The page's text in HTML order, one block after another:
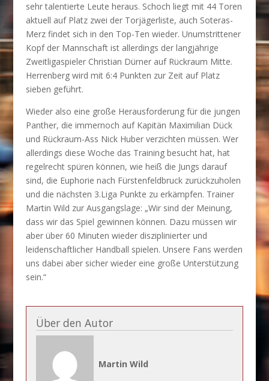
sehr talentierte Leute heraus. Schoch liegt mit 44 Toren
aktuell auf Platz zwei der Torjägerliste, auch Soteras-
Merz findet sich in den Top-Ten wieder. Unumstrittener
Kopf der Mannschaft ist allerdings der langjährige
Zweitligaspieler Christian Dürner auf Rückraum Mitte.
Herrenberg wird mit 6:4 Punkten zur Zeit auf Platz
sieben geführt.
Wieder also eine große Herausforderung für die jungen
Panther, die immernoch auf Kapitän Maximilian Dück
und Rückraum-Ass Nick Huber verzichten müssen. Wer
allerdings diese Woche das Training besucht hat, hat
regelrecht spüren können, wie heiß die Jungs darauf
sind, die Euphorie nach Fürstenfeldbruck zurückzuholen
und die nächsten 3.Liga Punkte zu erkämpfen. Trainer
Martin Wild zur Ausgangslage: „Wir sind der Meinung,
dass wir das Spiel gewinnen können. Dazu müssen wir
aber über 60 Minuten wieder disziplinierter und
leidenschaftlicher Handball spielen. Unsere Fans werden
uns dabei aber sicher wieder eine große Unterstützung
sein.“
Über den Autor
Martin Wild